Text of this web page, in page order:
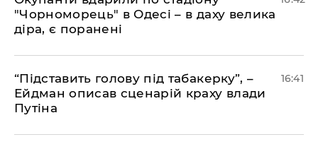
"Чорноморець" в Одесі – в даху велика
діра, є поранені
​“Підставить голову під табакерку”, –
Ейдман описав сценарій краху влади
Путіна
16:41